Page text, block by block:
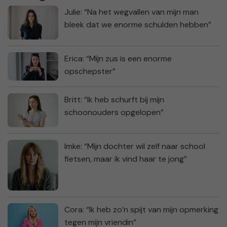
Julie: “Na het wegvallen van mijn man
bleek dat we enorme schulden hebben”
Erica: “Mijn zus is een enorme
opschepster”
Britt: “Ik heb schurft bij mijn
schoonouders opgelopen”
Imke: “Mijn dochter wil zelf naar school
fietsen, maar ik vind haar te jong”
Cora: “Ik heb zo’n spijt van mijn opmerking
tegen mijn vriendin”